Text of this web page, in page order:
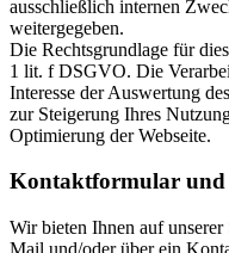
ausschließlich internen
weitergegeben.
Die Rechtsgrundlage für
1 lit. f DSGVO. Die
Interesse der Auswertung
zur Steigerung Ihres
Optimierung der Webseite.
Kontaktformular
Wir bieten Ihnen auf